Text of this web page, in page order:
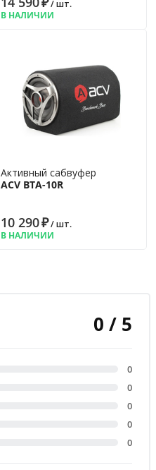
/ шт.
В НАЛИЧИИ
Активный сабвуфер
ACV BTA-10R
10 290₽/ шт.
В НАЛИЧИИ
0 / 5
0
0
0
0
0